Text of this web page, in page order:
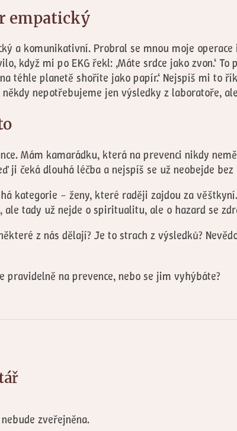
empatický
a komunikativní. Probral se mnou moje
když mi po EKG řekl: ,Máte srdce jako zvon.‘
téhle planetě shoříte jako papír.‘ Nejspíš mi
nepotřebujeme jen výsledky z laboratoře,
Mám kamarádku, která na prevenci nikdy
ji čeká dlouhá léčba a nejspíš se už neobejde
kategorie – ženy, které raději zajdou za
ale tady už nejde o spiritualitu, ale o hazard se
z nás dělají? Je to strach z výsledků?
pravidelně na prevence, nebo se jim vyhýbáte?
zveřejněna.